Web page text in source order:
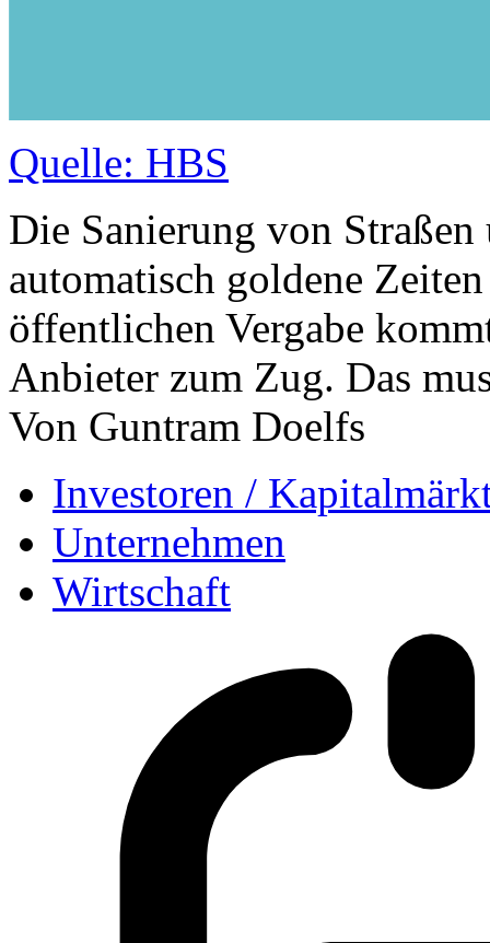
Quelle: HBS
Die Sanierung von
automatisch goldene
öffentlichen Vergabe
Anbieter zum Zug. Das
Von Guntram Doelfs
Investoren /
Unternehmen
Wirtschaft